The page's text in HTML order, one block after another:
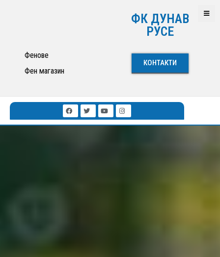
ФК ДУНАВ
РУСЕ
Фенове
Фен магазин
КОНТАКТИ